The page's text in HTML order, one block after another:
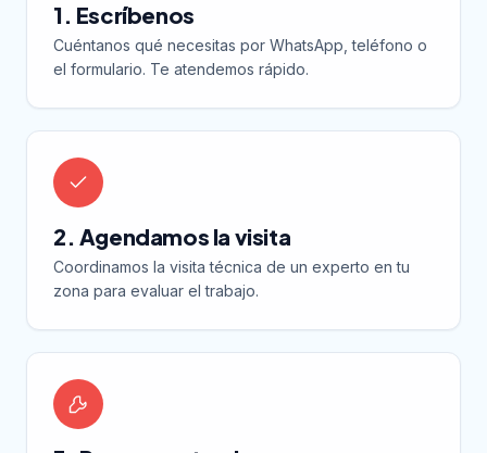
1. Escríbenos
Cuéntanos qué necesitas por WhatsApp, teléfono o
el formulario. Te atendemos rápido.
2. Agendamos la visita
Coordinamos la visita técnica de un experto en tu
zona para evaluar el trabajo.